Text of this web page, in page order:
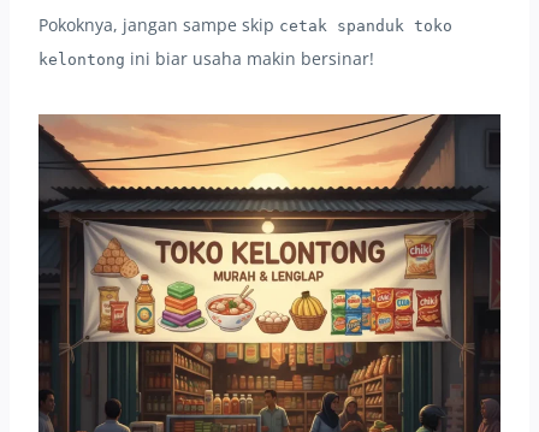
Pokoknya, jangan sampe skip cetak spanduk toko
kelontong ini biar usaha makin bersinar!